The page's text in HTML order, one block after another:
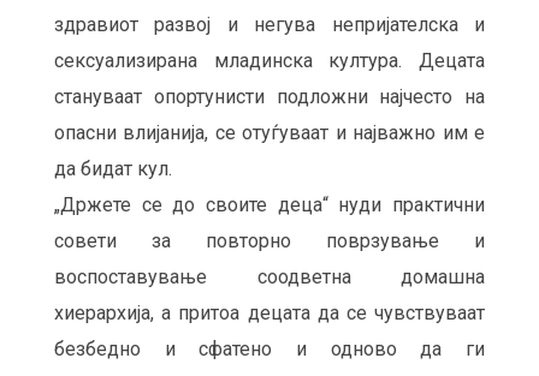
здравиот развој и негува непријателска и
сексуализирана младинска култура. Децата
стануваат опортунисти подложни најчесто на
опасни влијанија, се отуѓуваат и најважно им е
да бидат кул.
„Држете се до своите деца“ нуди практични
совети за повторно поврзување и
воспоставување соодветна домашна
хиерархија, а притоа децата да се чувствуваат
безбедно и сфатено и одново да ги